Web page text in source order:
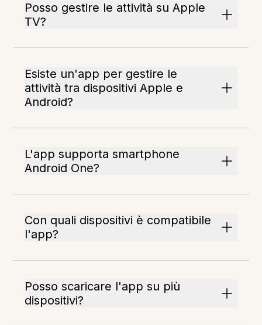
Posso gestire le attività su Apple
TV?
Esiste un'app per gestire le
attività tra dispositivi Apple e
Android?
L'app supporta smartphone
Android One?
Con quali dispositivi è compatibile
l'app?
Posso scaricare l'app su più
dispositivi?